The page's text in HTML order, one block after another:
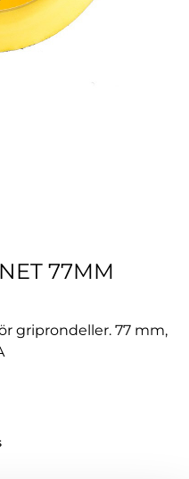
77MM
griprondeller. 77 mm,